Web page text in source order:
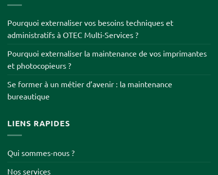
Pourquoi externaliser vos besoins techniques et
administratifs à OTEC Multi-Services ?
Pourquoi externaliser la maintenance de vos imprimantes
et photocopieurs ?
Se former à un métier d’avenir : la maintenance
bureautique
LIENS RAPIDES
Qui sommes-nous ?
Nos services